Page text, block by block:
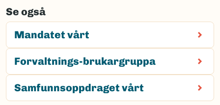
Se også
Mandatet vårt
Forvaltnings-brukargruppa
Samfunnsoppdraget vårt